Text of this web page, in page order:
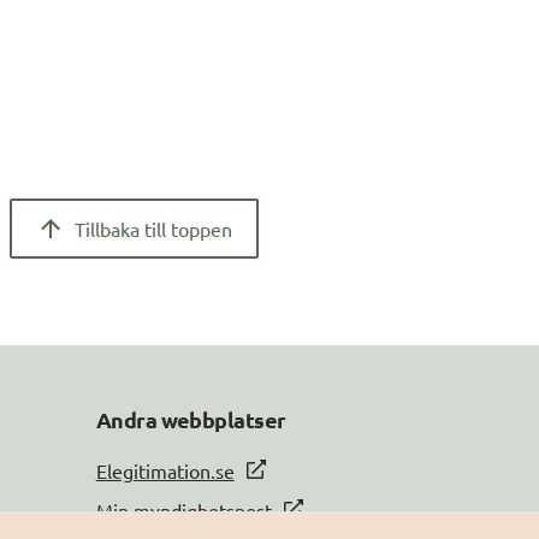
Tillbaka till toppen
Andra webbplatser
Elegitimation.se
Min myndighetspost